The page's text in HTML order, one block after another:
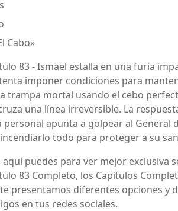
Cabo»
83 - Ismael estalla en una furia
imponer condiciones para
trampa mortal usando el cebo
una línea irreversible. La
personal apunta a golpear al General
todo para proteger a su
puedes para ver mejor exclusiva
83 Completo, los Capitulos
presentamos diferentes opciones y
en tus redes sociales.